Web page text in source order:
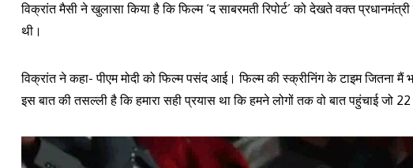
विक्रांत मैसी ने खुलासा किया है कि फिल्म ‘द साबरमती रिपोर्ट’ को देखते वक्त
थी।
विक्रांत ने कहा- पीएम मोदी को फिल्म पसंद आई। फिल्म की स्क्रीनिंग के टाइम जितना
इस बात की तसल्ली है कि हमारा सही प्रयास था कि हमने लोगों तक वो बात पहुंचाई जो